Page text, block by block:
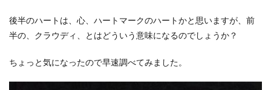
後半のハートは、心、ハートマークのハートかと思いますが、前
半の、クラウディ、とはどういう意味になるのでしょうか？
ちょっと気になったので早速調べてみました。